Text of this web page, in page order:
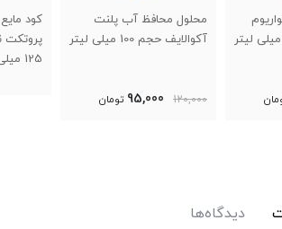
آب پلنت
میلی لیتر
95,000
کود مایع هیومیک اسید
پروتکت نیچر مدل pnt حجم
دیدگاه‌ها